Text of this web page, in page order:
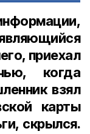
приехал
когда
взял
карты
скрылся.